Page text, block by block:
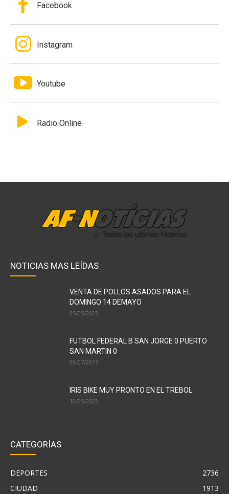
Facebook
Instagram
Youtube
Radio Online
NOTICIAS MAS LEÍDAS
VENTA DE POLLOS ASADOS PARA EL
DOMINGO 14 DEMAYO
05/05/2023
FUTBOL FEDERAL B SAN JORGE 0 PUERTO
SAN MARTIN 0
09/07/2017
IRIS BIKE MUY PRONTO EN EL TREBOL
10/05/2023
CATEGORÍAS
DEPORTES
2736
CIUDAD
1913